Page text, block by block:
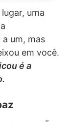
uma
um, mas
em você.
é a